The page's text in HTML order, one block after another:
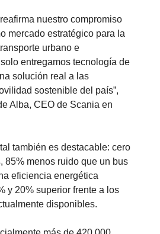
nuestro compromiso
mercado estratégico para la
urbano e
entregamos tecnología de
solución real a las
sostenible del país”,
Alba, CEO de Scania en
también es destacable: cero
85% menos ruido que un bus
eficiencia energética
y 20% superior frente a los
disponibles.